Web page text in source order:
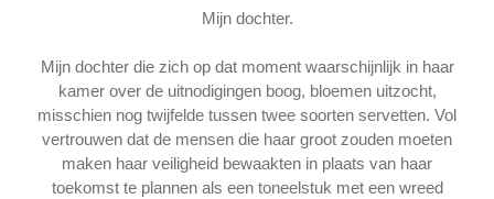
Mijn dochter.
Mijn dochter die zich op dat moment waarschijnlijk in haar
kamer over de uitnodigingen boog, bloemen uitzocht,
misschien nog twijfelde tussen twee soorten servetten. Vol
vertrouwen dat de mensen die haar groot zouden moeten
maken haar veiligheid bewaakten in plaats van haar
toekomst te plannen als een toneelstuk met een wreed